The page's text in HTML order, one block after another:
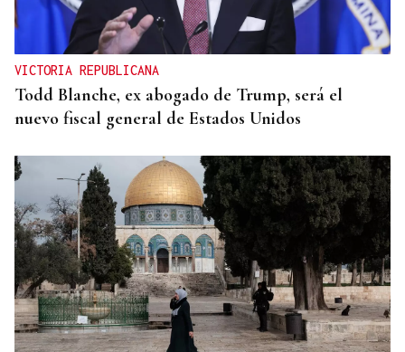
VICTORIA REPUBLICANA
Todd Blanche, ex abogado de Trump, será el
nuevo fiscal general de Estados Unidos